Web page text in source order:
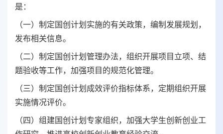
是：
（一）制定国创计划实施的有关政策，编制发展规划，
发布相关信息。
（二）制定国创计划管理办法，组织开展项目立项、结
题验收等工作，加强项目的规范化管理。
（三）制定国创计划成效评价指标体系，定期组织开展
实施情况评价。
（四）组建国创计划专家组织，加强大学生创新创业工